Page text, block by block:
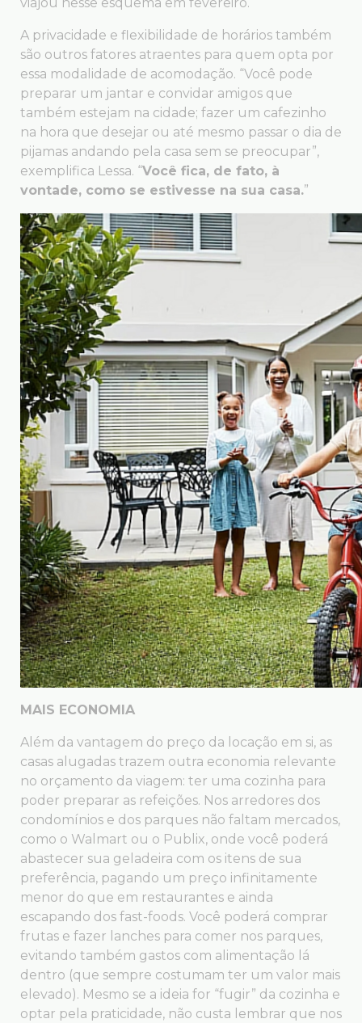
A privacidade e flexibilidade de horários também
são outros fatores atraentes para quem opta por
essa modalidade de acomodação. “Você pode
preparar um jantar e convidar amigos que
também estejam na cidade; fazer um cafezinho
na hora que desejar ou até mesmo passar o dia de
pijamas andando pela casa sem se preocupar”,
exemplifica Lessa. “Você fica, de fato, à
vontade, como se estivesse na sua casa.”
MAIS ECONOMIA
Além da vantagem do preço da locação em si, as
casas alugadas trazem outra economia relevante
no orçamento da viagem: ter uma cozinha para
poder preparar as refeições. Nos arredores dos
condomínios e dos parques não faltam mercados,
como o Walmart ou o Publix, onde você poderá
abastecer sua geladeira com os itens de sua
preferência, pagando um preço infinitamente
menor do que em restaurantes e ainda
escapando dos fast-foods. Você poderá comprar
frutas e fazer lanches para comer nos parques,
evitando também gastos com alimentação lá
dentro (que sempre costumam ter um valor mais
elevado). Mesmo se a ideia for “fugir” da cozinha e
optar pela praticidade, não custa lembrar que nos